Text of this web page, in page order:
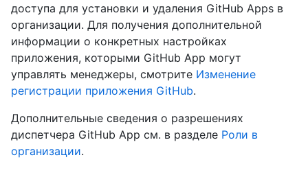
доступа для установки и удаления GitHub Apps в
организации. Для получения дополнительной
информации о конкретных настройках
приложения, которыми GitHub App могут
управлять менеджеры, смотрите Изменение
регистрации приложения GitHub.
Дополнительные сведения о разрешениях
диспетчера GitHub App см. в разделе Роли в
организации.